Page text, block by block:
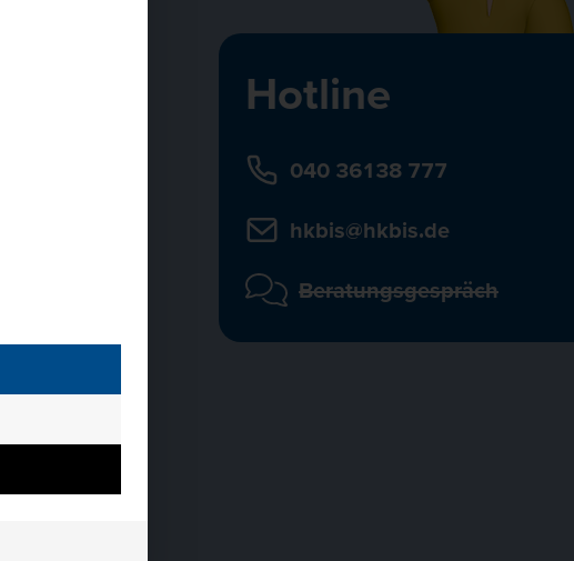
Hotline
040 36138 777
hkbis@hkbis.de
Beratungsgespräch